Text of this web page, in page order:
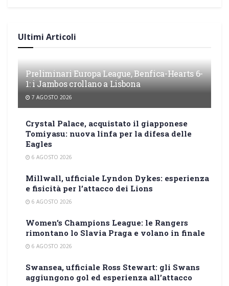
Ultimi Articoli
Preliminari Europa League, Benfica-Hearts 6-
1: i Jambos crollano a Lisbona
7 AGOSTO 2026
Crystal Palace, acquistato il giapponese
Tomiyasu: nuova linfa per la difesa delle
Eagles
6 AGOSTO 2026
Millwall, ufficiale Lyndon Dykes: esperienza
e fisicità per l’attacco dei Lions
6 AGOSTO 2026
Women’s Champions League: le Rangers
rimontano lo Slavia Praga e volano in finale
6 AGOSTO 2026
Swansea, ufficiale Ross Stewart: gli Swans
aggiungono gol ed esperienza all’attacco